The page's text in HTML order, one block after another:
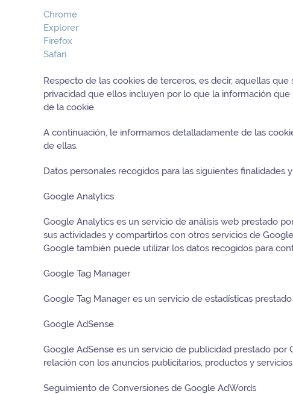
Chrome
Explorer
Firefox
Safari
Respecto de las cookies de terceros, es decir, aquellas
privacidad que ellos incluyen por lo que la información
de la cookie.
A continuación, le informamos detalladamente de las
de ellas.
Datos personales recogidos para las siguientes finalidades
Google Analytics
Google Analytics es un servicio de análisis web prestado
sus actividades y compartirlos con otros servicios de
Google también puede utilizar los datos recogidos para
Google Tag Manager
Google Tag Manager es un servicio de estadísticas
Google AdSense
Google AdSense es un servicio de publicidad prestado
relación con los anuncios publicitarios, productos y
Seguimiento de Conversiones de Google AdWords